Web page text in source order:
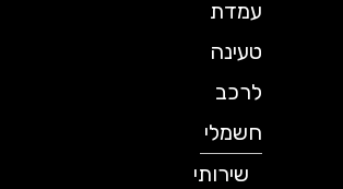
עמדת
טעינה
לרכב
חשמלי
שירותי